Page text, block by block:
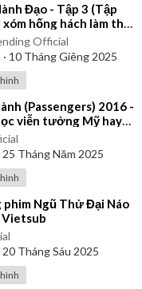
Đạo - Tập 3 (Tập
xóm hống hách làm thịt
gái | Review Phim
Official
· 10 Tháng Giêng 2025
(Passengers) 2016 -
viễn tưởng Mỹ hay
25 Tháng Năm 2025
Ngũ Thử Đại Náo
20 Tháng Sáu 2025